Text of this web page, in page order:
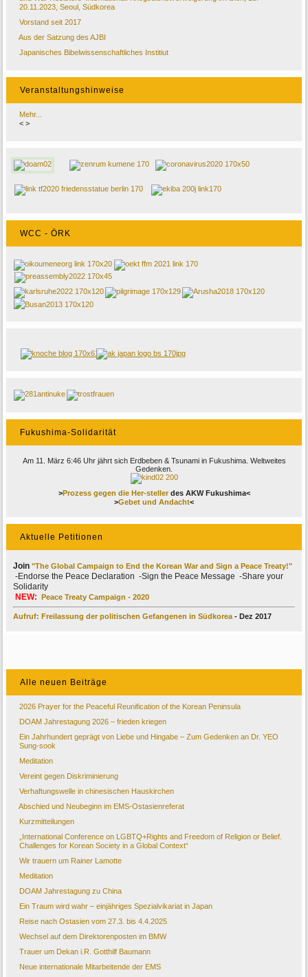
20.11.2023, Seoul, Südkorea
Vorstand seit 2017
Aus der Satzung des AJBI
Japanisches Bibelwissenschaftliches Institiut
Veranstaltungshinweise
Mehr...
< >
WCC - ÖRK
Fukushima-Solidarität
Am 11. März 6:46 Uhr jährt sich Erdbeben & Tsunami in Fukushima. Weltweites
Gedenken.
>Prozess gegen die Her-stellerdes AKW Fukushima<
>Gebet und Andacht<
Aktuelle Petitionen
Join"The Global Campaign to End the Korean War and Sign a Peace Treaty!"
-Endorse the Peace Declaration -Sign the Peace Message -Share your
Solidarity
NEW:
Peace Treaty Campaign - 2020
Aufruf: Freilassung der politischen Gefangenen in Südkorea- Dez 2017
Alle neuen Beiträge
2026 Prayer for the Peaceful Reunification of the Korean Peninsula
DOAM Jahrestagung 2026 – frieden kriegen
Ein Jahrhundert geprägt von Liebe und Hingabe – Zum Gedenken an Dr. YEO
Sung-sook
Meditation
Vereint gegen Diskriminierung
Verhaftungswelle in chinesischen Hauskirchen
Abschied und Neubeginn im EMS-Ostasienreferat
Kurzmitteilungen
„International Conference on LGBTQ+Rights and Freedom of Religion or Belief.
Challenges for Korean Society in a Global Context“
Wir trauern um Rainer Lamotte
Meditation
DOAM Jahrestagung zu China
Ein Traum wird wahr – einjähriges Spezialvikariat in Japan
Reise nach Ostasien vom 27.3. bis 4.4.2025
Wechsel auf dem Direktorenposten im BMW
Trauer um Dekan i.R. Gotthilf Baumann
Neue internationale Mitarbeitende der EMS